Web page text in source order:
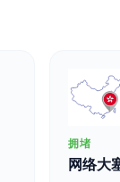
拥堵
网络大